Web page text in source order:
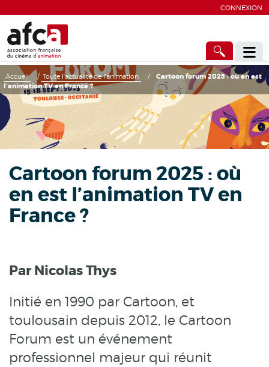
CONNEXION
Accueil / Toute l'actualité de l'animation /
Cartoon forum 2025 : où en est
l’animation TV en France ?
Cartoon forum 2025 : où
en est l’animation TV en
France ?
Par Nicolas Thys
Initié en 1990 par Cartoon, et
toulousain depuis 2012, le Cartoon
Forum est un événement
professionnel majeur qui réunit